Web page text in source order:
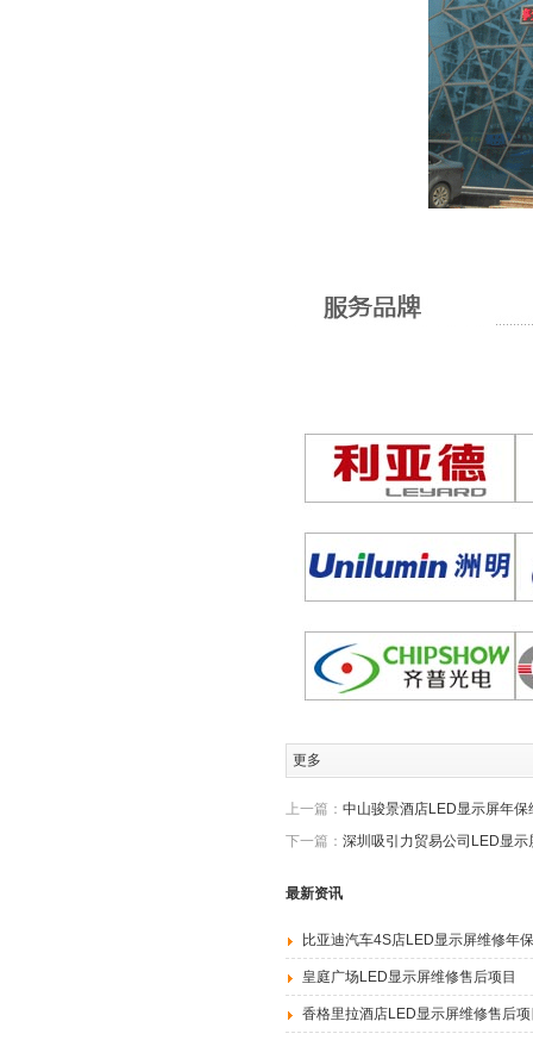
更多
上一篇： 中山骏景酒店LED显示屏年保
下一篇： 深圳吸引力贸易公司LED显示
最新资讯
比亚迪汽车4S店LED显示屏维修年
皇庭广场LED显示屏维修售后项目
香格里拉酒店LED显示屏维修售后